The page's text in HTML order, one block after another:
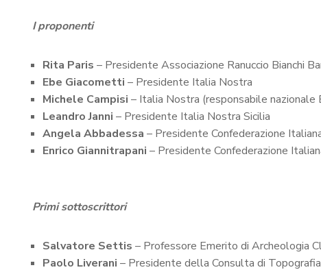
I proponenti
Rita Paris – Presidente Associazione Ranuccio Bianchi
Ebe Giacometti – Presidente Italia Nostra
Michele Campisi – Italia Nostra (responsabile nazionale
Leandro Janni – Presidente Italia Nostra Sicilia
Angela Abbadessa – Presidente Confederazione
Enrico Giannitrapani – Presidente Confederazione
Primi sottoscrittori
Salvatore Settis – Professore Emerito di Archeologia
Paolo Liverani – Presidente della Consulta di